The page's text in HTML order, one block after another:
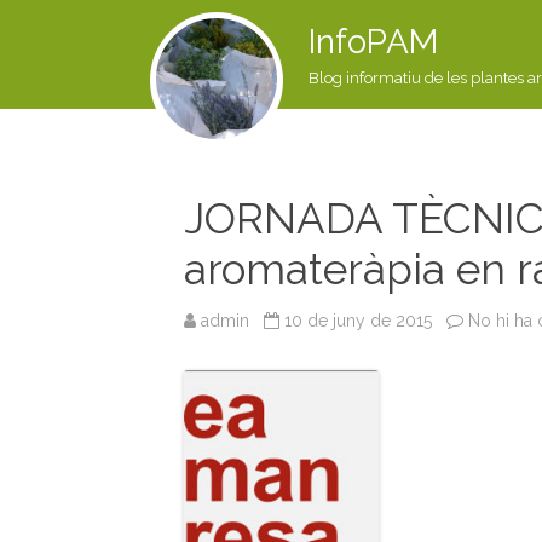
InfoPAM
Blog informatiu de les plantes
JORNADA
aromateràpia en
admin 10 de juny de 2015 No hi ha